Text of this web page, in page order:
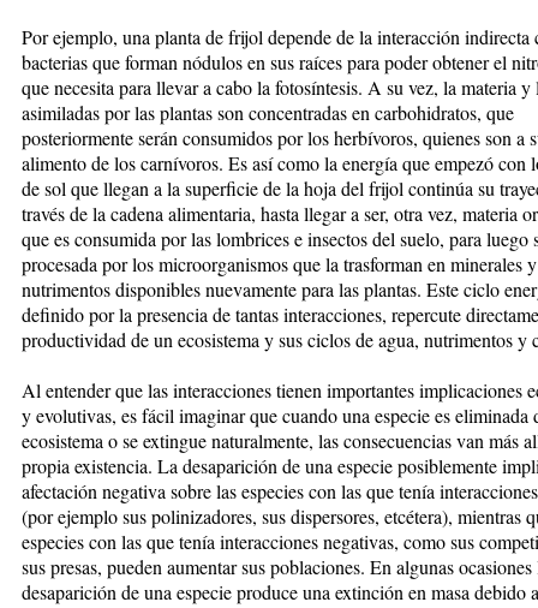
Por ejemplo, una planta de frijol depende de la interacción indirecta
bacterias que forman nódulos en sus raíces para poder obtener el
que necesita para llevar a cabo la fotosíntesis. A su vez, la materia y
asimiladas por las plantas son concentradas en carbohidratos, que
posteriormente serán consumidos por los herbívoros, quienes son a
alimento de los carnívoros. Es así como la energía que empezó con
de sol que llegan a la superficie de la hoja del frijol continúa su
través de la cadena alimentaria, hasta llegar a ser, otra vez, materia
que es consumida por las lombrices e insectos del suelo, para luego
procesada por los microorganismos que la trasforman en minerales y
nutrimentos disponibles nuevamente para las plantas. Este ciclo
definido por la presencia de tantas interacciones, repercute
productividad de un ecosistema y sus ciclos de agua, nutrimentos y
Al entender que las interacciones tienen importantes implicaciones
y evolutivas, es fácil imaginar que cuando una especie es eliminada
ecosistema o se extingue naturalmente, las consecuencias van más
propia existencia. La desaparición de una especie posiblemente
afectación negativa sobre las especies con las que tenía
(por ejemplo sus polinizadores, sus dispersores, etcétera), mientras
especies con las que tenía interacciones negativas, como sus
sus presas, pueden aumentar sus poblaciones. En algunas ocasiones
desaparición de una especie produce una extinción en masa debido